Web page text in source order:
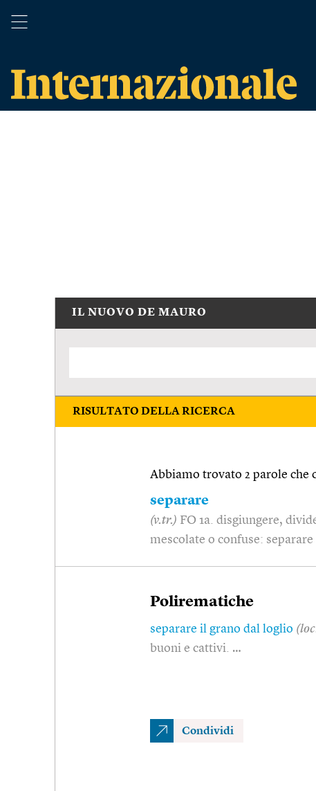
IL NUOVO DE MAURO
RISULTATO DELLA RICERCA
Abbiamo trovato 2 parole che
separare
(v.tr.) FO 1a. disgiungere,
mescolate o confuse:
Polirematiche
separare il grano dal loglio
buoni e cattivi. …
Condividi